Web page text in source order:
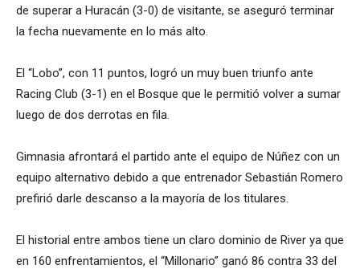
de superar a Huracán (3-0) de visitante, se aseguró terminar
la fecha nuevamente en lo más alto.
El “Lobo”, con 11 puntos, logró un muy buen triunfo ante
Racing Club (3-1) en el Bosque que le permitió volver a sumar
luego de dos derrotas en fila.
Gimnasia afrontará el partido ante el equipo de Núñez con un
equipo alternativo debido a que entrenador Sebastián Romero
prefirió darle descanso a la mayoría de los titulares.
El historial entre ambos tiene un claro dominio de River ya que
en 160 enfrentamientos, el “Millonario” ganó 86 contra 33 del